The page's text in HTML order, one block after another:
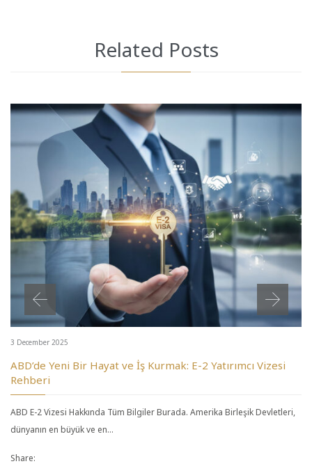
Related Posts
3 December 2025
ABD’de Yeni Bir Hayat ve İş Kurmak: E-2 Yatırımcı Vizesi
Rehberi
ABD E-2 Vizesi Hakkında Tüm Bilgiler Burada. Amerika Birleşik Devletleri,
dünyanın en büyük ve en…
Share: